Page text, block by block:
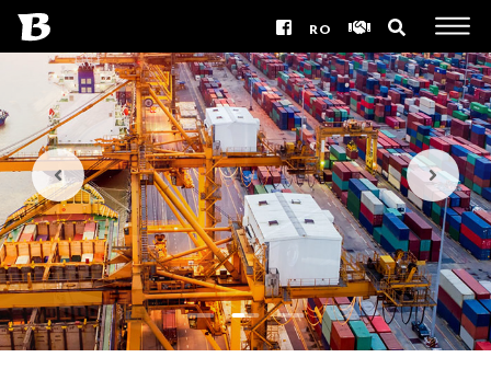
RO